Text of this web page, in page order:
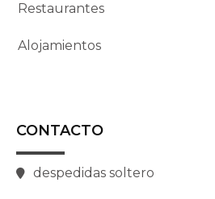
Restaurantes
Alojamientos
CONTACTO
despedidas soltero